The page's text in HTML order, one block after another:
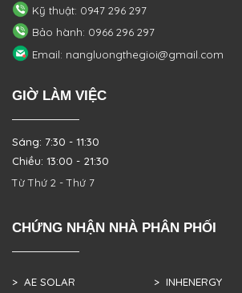
Kỹ thuật: 0947 296 297
Bảo hành: 0966 296 297
Email: nangluongthegioi@gmail.com
GIỜ LÀM VIỆC
Sáng: 7:30 - 11:30
Chiều: 13:00 - 21:30
Từ Thứ 2 - Thứ 7
CHỨNG NHẬN NHÀ PHÂN PHỐI
> AE SOLAR
> INHENERGY